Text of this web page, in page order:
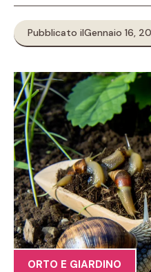
Pubblicato ilGennaio 16,
ORTO E GIARDINO